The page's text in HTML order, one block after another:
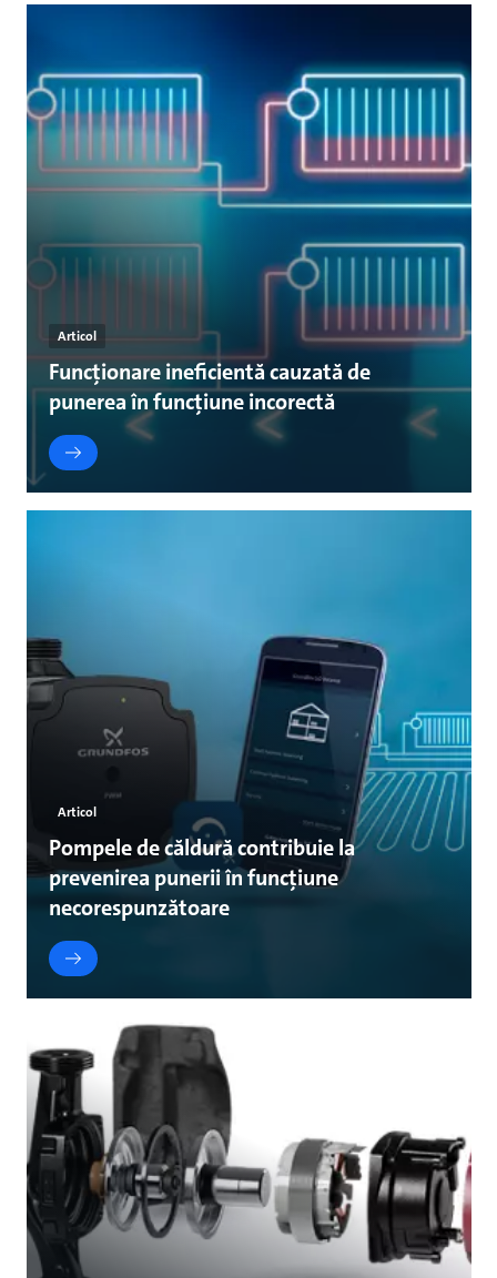
Articol
Funcționare ineficientă cauzată de
punerea în funcțiune incorectă
Articol
Pompele de căldură contribuie la
prevenirea punerii în funcțiune
necorespunzătoare